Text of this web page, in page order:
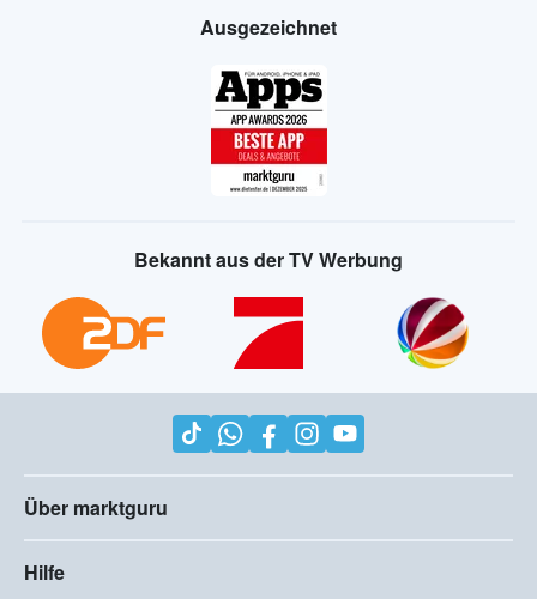
Ausgezeichnet
Bekannt aus der TV Werbung
Über marktguru
Hilfe